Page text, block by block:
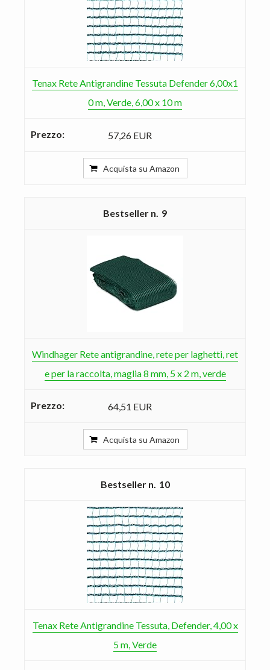
Tenax Rete Antigrandine Tessuta Defender 6,00x1
0 m, Verde, 6,00 x 10 m
57,26 EUR
Acquista su Amazon
9
Windhager Rete antigrandine, rete per laghetti, ret
e per la raccolta, maglia 8 mm, 5 x 2 m, verde
64,51 EUR
Acquista su Amazon
10
Tenax Rete Antigrandine Tessuta, Defender, 4,00 x
5 m, Verde